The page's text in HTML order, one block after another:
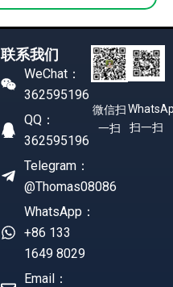
联系我们
WeChat：
362595196
QQ：
362595196
Telegram：
@Thomas08086
WhatsApp：
+86 133
1649 8029
Email：
微信扫
一扫
扫一扫